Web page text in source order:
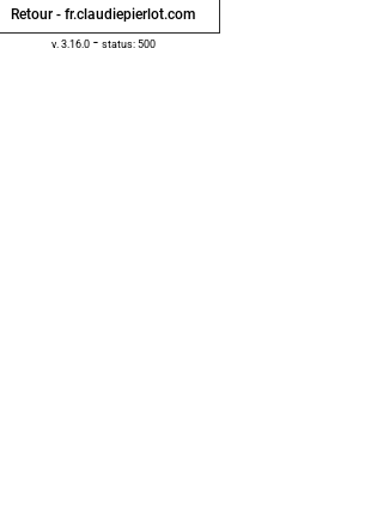
Retour - fr.claudiepierlot.com
v. 3.16.0- status: 500